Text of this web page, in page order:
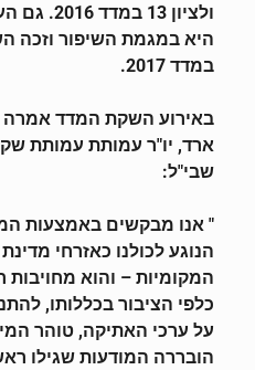
ולציון 13
במדד 2017.
באירוע השקת המדד אמרה
ארד, יו"ר עמותת עמותת
שבי"ל:
" אנו מבקשים באמצעות
הנוגע לכולנו כאזרחי
המקומיות – והוא
כלפי הציבור בכללותו,
הובררה המודעות שגילו